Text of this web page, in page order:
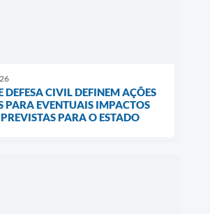
DEFESA CIVIL DEFINEM AÇÕES
PARA EVENTUAIS IMPACTOS
PARA O ESTADO